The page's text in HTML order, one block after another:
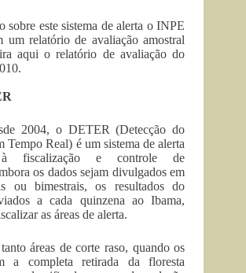
sobre este sistema de alerta o INPE
um relatório de avaliação amostral
aqui o relatório de avaliação do
2004, o DETER (Detecção do
Tempo Real) é um sistema de alerta
fiscalização e controle de
os dados sejam divulgados em
ou bimestrais, os resultados do
a cada quinzena ao Ibama,
as áreas de alerta.
áreas de corte raso, quando os
a completa retirada da floresta